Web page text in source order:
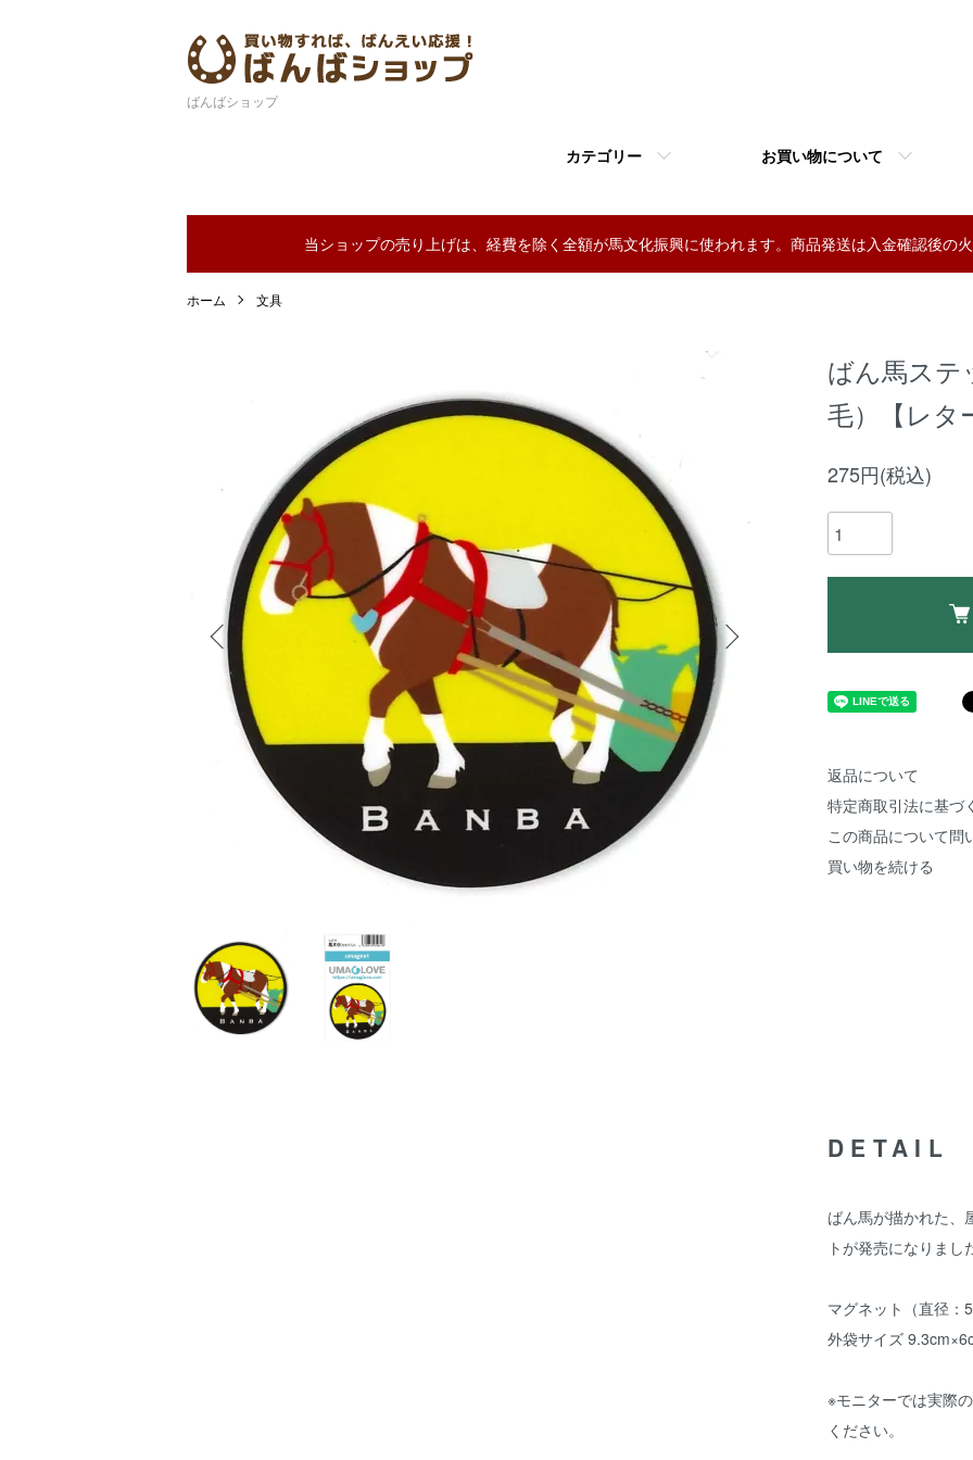
ばんばショップ
カテゴリー お買い物について
当ショップの売り上げは、経費を除く全額が馬文化振興に使われます。商品発送は入金確認後の
ホーム 文具
ばん馬ステ
毛）【レタ
275円(税込)
返品について
特定商取引法に基づ
この商品について問
買い物を続ける
DETAIL
ばん馬が描かれた、
トが発売になりまし
マグネット（直径：
外袋サイズ
※モニターでは実際
ください。